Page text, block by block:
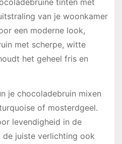
tinten met
van je woonkamer
een moderne look,
met scherpe, witte
het geheel fris en
je chocoladebruin mixen
of mosterdgeel.
levendigheid in de
juiste verlichting ook